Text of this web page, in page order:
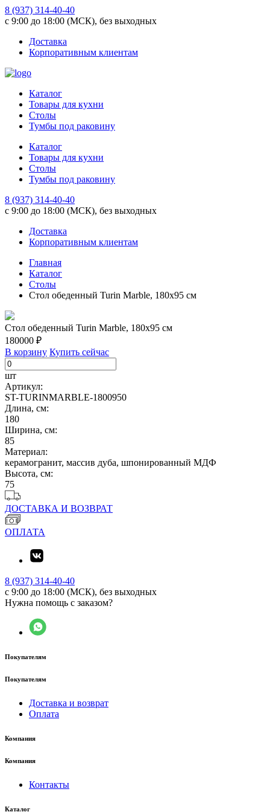
8 (937) 314-40-40
с 9:00 до 18:00 (МСК), без выходных
Доставка
Корпоративным клиентам
Каталог
Товары для кухни
Столы
Тумбы под раковину
Каталог
Товары для кухни
Столы
Тумбы под раковину
8 (937) 314-40-40
с 9:00 до 18:00 (МСК), без выходных
Доставка
Корпоративным клиентам
Главная
Каталог
Столы
Стол обеденный Turin Marble, 180х95 см
Стол обеденный Turin Marble, 180х95 см
180000 ₽
В корзину Купить сейчас
шт
Артикул:
ST-TURINMARBLE-1800950
Длина, см:
180
Ширина, см:
85
Материал:
керамогранит, массив дуба, шпонированный МДФ
Высота, см:
75
ДОСТАВКА И ВОЗВРАТ
ОПЛАТА
8 (937) 314-40-40
с 9:00 до 18:00 (МСК), без выходных
Нужна помощь с заказом?
Покупателям
Покупателям
Доставка и возврат
Оплата
Компания
Компания
Контакты
Каталог